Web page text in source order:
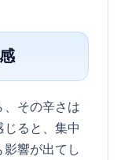
その辛さは
ると、集中
響が出てし